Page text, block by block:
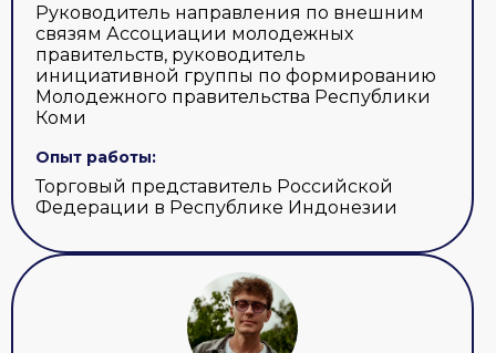
Руководитель направления по внешним
связям Ассоциации молодежных
правительств, руководитель
инициативной группы по формированию
Молодежного правительства Республики
Коми
Опыт работы:
Торговый представитель Российской
Федерации в Республике Индонезии